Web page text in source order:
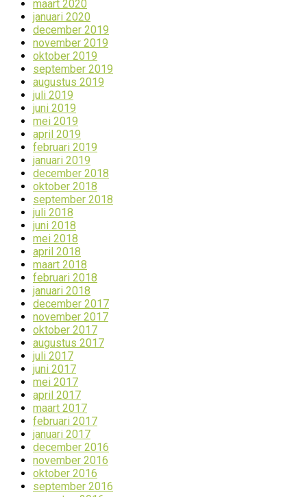
maart 2020
januari 2020
december 2019
november 2019
oktober 2019
september 2019
augustus 2019
juli 2019
juni 2019
mei 2019
april 2019
februari 2019
januari 2019
december 2018
oktober 2018
september 2018
juli 2018
juni 2018
mei 2018
april 2018
maart 2018
februari 2018
januari 2018
december 2017
november 2017
oktober 2017
augustus 2017
juli 2017
juni 2017
mei 2017
april 2017
maart 2017
februari 2017
januari 2017
december 2016
november 2016
oktober 2016
september 2016